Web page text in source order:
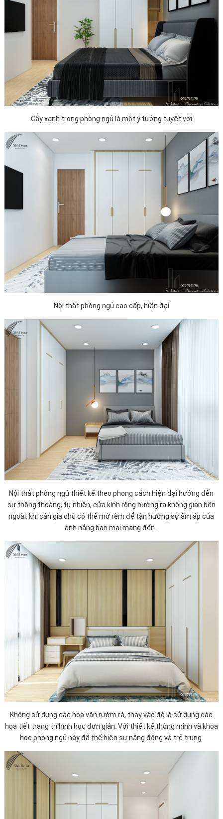
Cây xanh trong phòng ngủ là một ý tưởng tuyệt vời
Nội thất phòng ngủ cao cấp, hiện đại
Nội thất phòng ngủ thiết kế theo phong cách hiện đại hướng đến
sự thông thoáng, tự nhiên, cửa kính rộng hướng ra không gian bên
ngoài, khi cần gia chủ có thể mở rèm để tận hưởng sự ấm áp của
ánh nắng ban mai mang đến.
Không sử dụng các hoa văn rườm rà, thay vào đó là sử dụng các
họa tiết trang trí hình học đơn giản. Với thiết kế thông minh và khoa
học phòng ngủ này đã thể hiện sự năng động và trẻ trung.